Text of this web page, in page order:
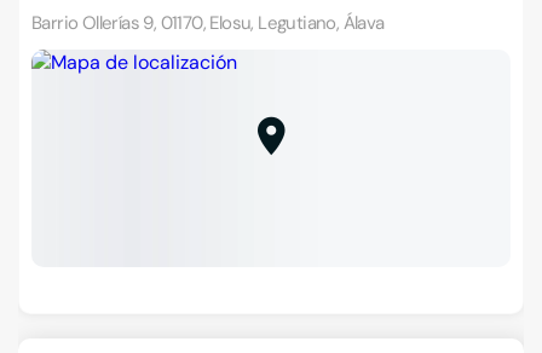
Barrio Ollerías 9, 01170, Elosu, Legutiano, Álava